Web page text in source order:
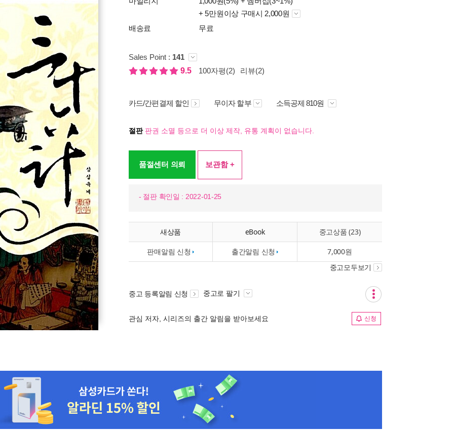
+ 5만원이상 구매시 2,000원
배송료
무료
Sales Point : 141
9.5
100자평(2) 리뷰(2)
카드/간편결제 할인 무이자 할부 소득공제 810원
절판판권 소멸 등으로 더 이상 제작, 유통 계획이 없습니다.
품절센터 의뢰 보관함 +
- 절판 확인일 : 2022-01-25
새상품 eBook 중고상품 (23)
판매알림 신청 출간알림 신청 7,000원
중고모두보기
중고 등록알림 신청 중고로 팔기
관심 저자, 시리즈의 출간 알림을 받아보세요 신청